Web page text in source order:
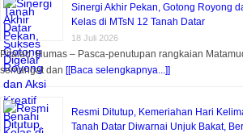
Sinergi Akhir Pekan, Gotong Royong
Kelas di MTsN 12 Tanah Datar
18 Juli 2026
Pitalah, Humas – Pasca-penutupan rangkaian
semangat dan [[Baca selengkapnya...]]
Resmi Ditutup, Kemeriahan Hari
Tanah Datar Diwarnai Unjuk Bakat,